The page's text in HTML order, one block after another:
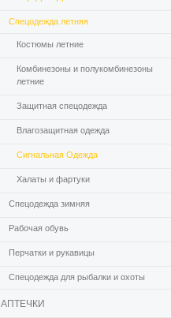
Спецодежда летняя
Костюмы летние
Комбинезоны и полукомбинезоны
летние
Защитная спецодежда
Влагозащитная одежда
Сигнальная Одежда
Халаты и фартуки
Спецодежда зимняя
Рабочая обувь
Перчатки и рукавицы
Спецодежда для рыбалки и охоты
АПТЕЧКИ